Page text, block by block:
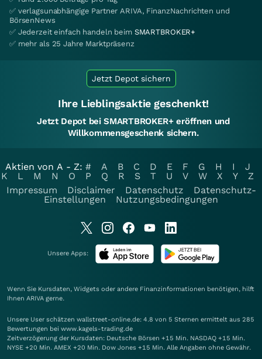
✅ verlagsunabhängige Partner ARIVA, FinanzNachrichten und
BörsenNews
✅ Jederzeit einfach handeln beim SMARTBROKER+
✅ mehr als 25 Jahre Marktpräsenz
Jetzt Depot sichern
Ihre Lieblingsaktie geschenkt!
Jetzt Depot bei SMARTBROKER+ eröffnen und
Willkommensgeschenk sichern.
Aktien von A - Z: # A B C D E F G H I
J
K
L M N O P Q R S T U V W X Y
Z
Impressum
Disclaimer Datenschutz
Datenschutz-
Einstellungen
Nutzungsbedingungen
Unsere Apps:
Wenn Sie Kursdaten, Widgets oder andere Finanzinformationen benötigen, hilft
Ihnen ARIVA gerne.
Unsere User schätzen wallstreet-online.de: 4.8 von 5 Sternen ermittelt aus 285
Bewertungen bei www.kagels-trading.de
Zeitverzögerung der Kursdaten: Deutsche Börsen +15 Min. NASDAQ +15 Min.
NYSE +20 Min. AMEX +20 Min. Dow Jones +15 Min. Alle Angaben ohne Gewähr.